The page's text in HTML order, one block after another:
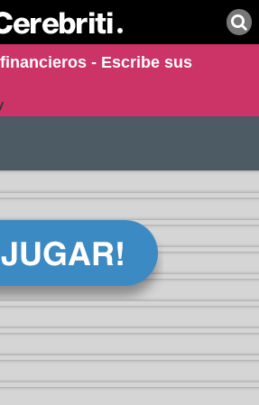
- Escribe sus